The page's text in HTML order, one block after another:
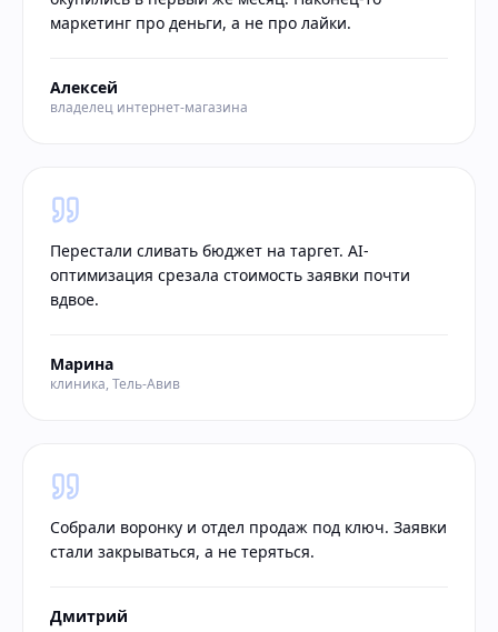
маркетинг про деньги, а не про лайки.
Алексей
владелец интернет-магазина
Перестали сливать бюджет на таргет. AI-
оптимизация срезала стоимость заявки почти
вдвое.
Марина
клиника, Тель-Авив
Собрали воронку и отдел продаж под ключ. Заявки
стали закрываться, а не теряться.
Дмитрий